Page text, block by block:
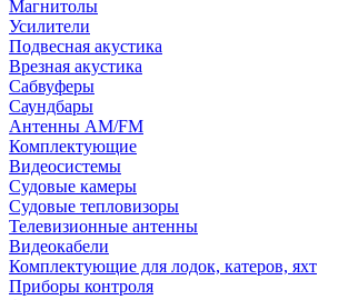
Магнитолы
Усилители
Подвесная акустика
Врезная акустика
Сабвуферы
Саундбары
Антенны AM/FM
Комплектующие
Видеосистемы
Судовые камеры
Cудовые тепловизоры
Телевизионные антенны
Видеокабели
Комплектующие для лодок, катеров, яхт
Приборы контроля